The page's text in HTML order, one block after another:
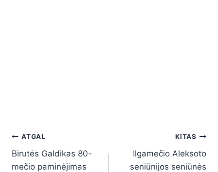
ATGAL
Birutės Galdikas 80-
mečio paminėjimas
KITAS
Ilgamečio Aleksoto
seniūnijos seniūnės